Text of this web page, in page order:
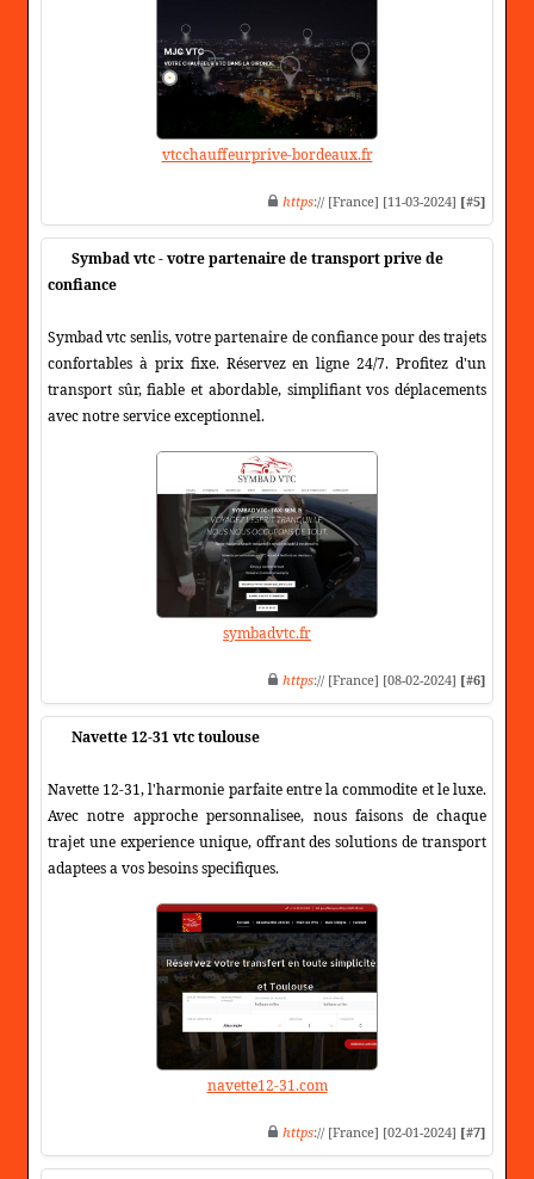
vtcchauffeurprive-bordeaux.fr
https:// [France] [11-03-2024] [#5]
Symbad vtc - votre partenaire de transport prive de
confiance
Symbad vtc senlis, votre partenaire de confiance pour des trajets
confortables à prix fixe. Réservez en ligne 24/7. Profitez d'un
transport sûr, fiable et abordable, simplifiant vos déplacements
avec notre service exceptionnel.
symbadvtc.fr
https:// [France] [08-02-2024] [#6]
Navette 12-31 vtc toulouse
Navette 12-31, l'harmonie parfaite entre la commodite et le luxe.
Avec notre approche personnalisee, nous faisons de chaque
trajet une experience unique, offrant des solutions de transport
adaptees a vos besoins specifiques.
navette12-31.com
https:// [France] [02-01-2024] [#7]